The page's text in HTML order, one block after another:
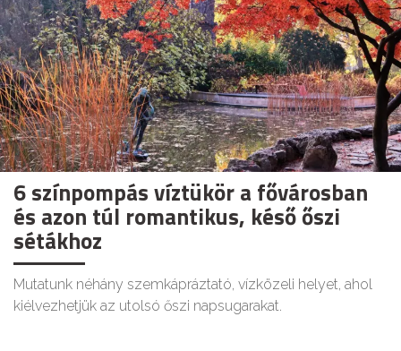
6 színpompás víztükör a fővárosban
és azon túl romantikus, késő őszi
sétákhoz
Mutatunk néhány szemkápráztató, vízközeli helyet, ahol
kiélvezhetjük az utolsó őszi napsugarakat.